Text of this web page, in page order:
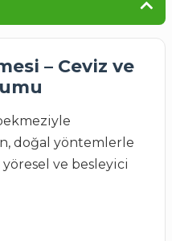
– Ceviz ve
doğal yöntemlerle
ve besleyici